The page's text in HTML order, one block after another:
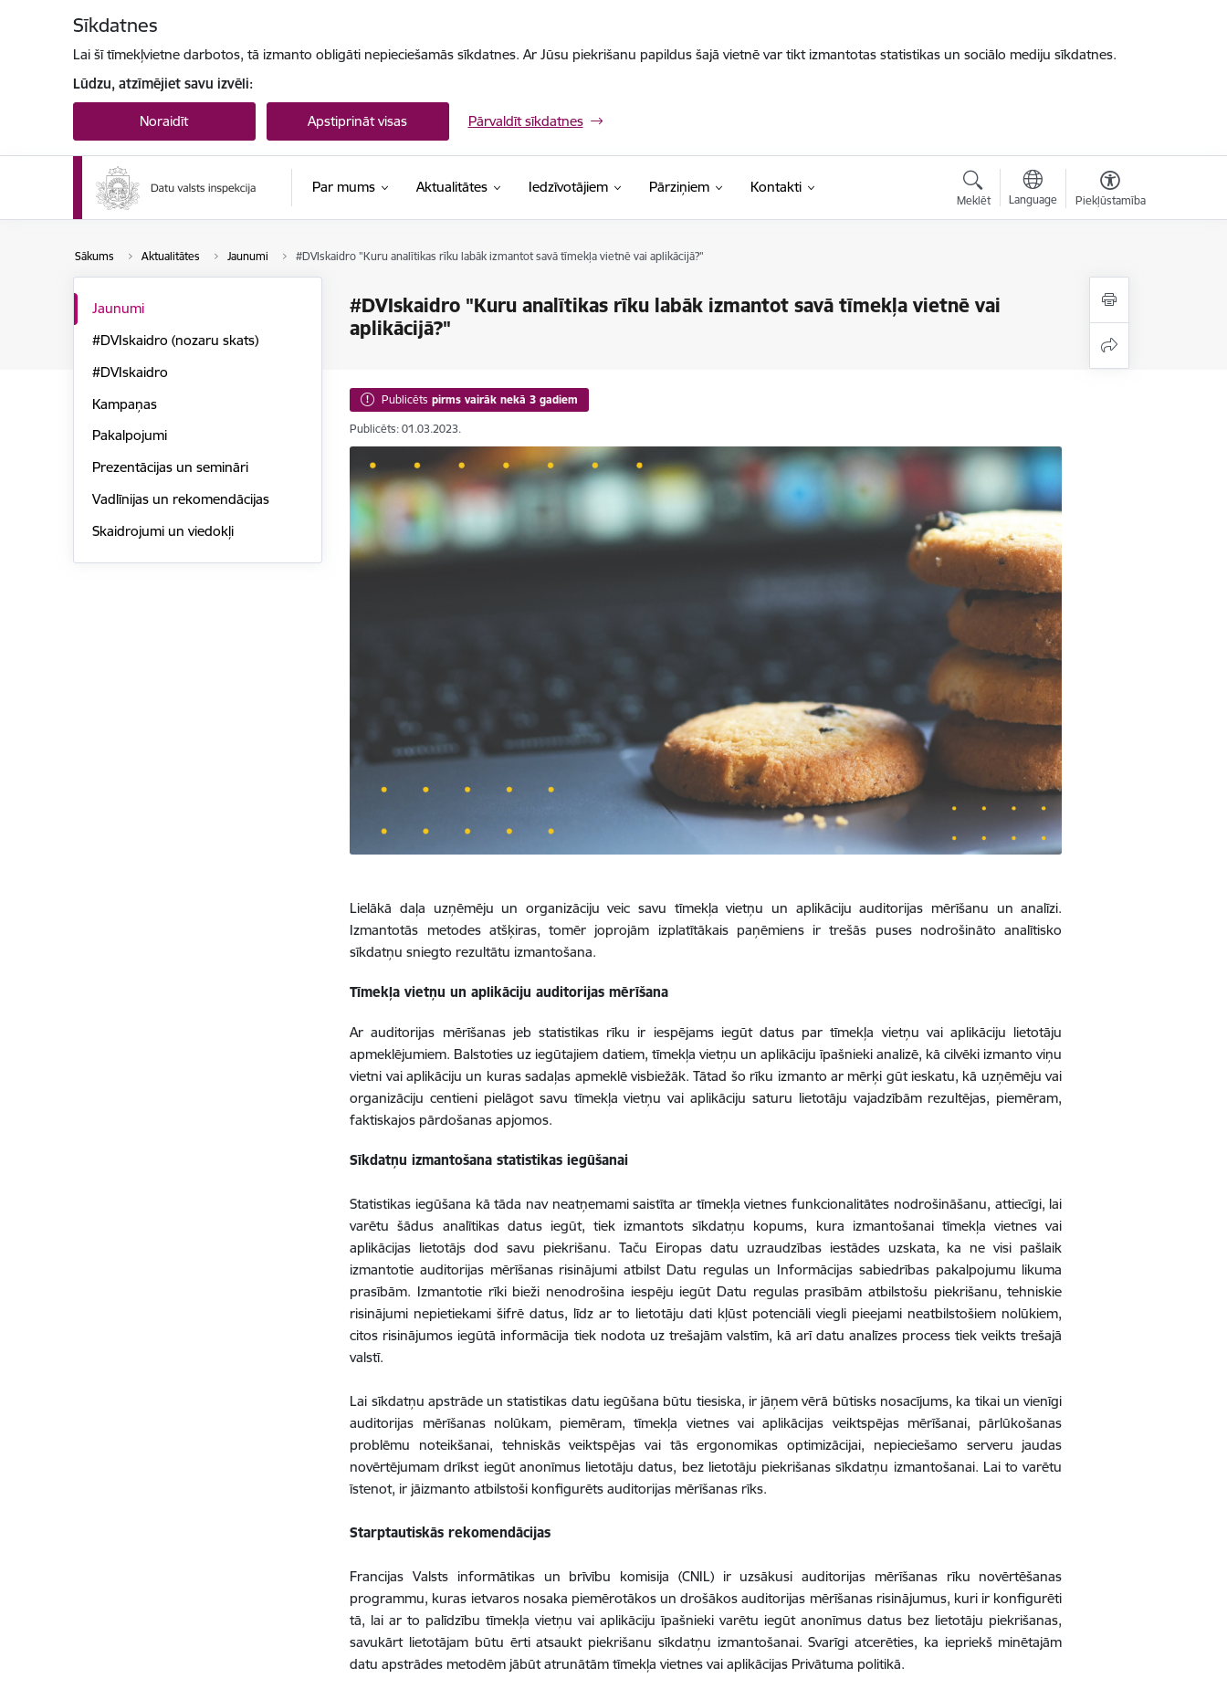
Sīkdatnes
Lai šī tīmekļvietne darbotos, tā izmanto obligāti nepieciešamās sīkdatnes. Ar Jūsu piekrišanu papildus šajā vietnē var tikt izmantotas statistikas un sociālo mediju sīkdatnes.
Lūdzu, atzīmējiet savu izvēli:
Noraidīt Apstiprināt visas Pārvaldīt sīkdatnes
Par mums Aktualitātes Iedzīvotājiem Pārziņiem Kontakti
Meklēt Language Piekļūstamība
Sākums Aktualitātes Jaunumi #DVIskaidro "Kuru analītikas rīku labāk izmantot savā tīmekļa vietnē vai aplikācijā?"
#DVIskaidro "Kuru analītikas rīku labāk izmantot savā tīmekļa vietnē vai
aplikācijā?"
Jaunumi
#DVIskaidro (nozaru skats)
#DVIskaidro
Kampaņas
Pakalpojumi
Prezentācijas un semināri
Vadlīnijas un rekomendācijas
Skaidrojumi un viedokļi
Publicēts pirms vairāk nekā 3 gadiem
Publicēts: 01.03.2023.
Lielākā daļa uzņēmēju un organizāciju veic savu tīmekļa vietņu un aplikāciju auditorijas mērīšanu un analīzi.
Izmantotās metodes atšķiras, tomēr joprojām izplatītākais paņēmiens ir trešās puses nodrošināto analītisko
sīkdatņu sniegto rezultātu izmantošana.
Tīmekļa vietņu un aplikāciju auditorijas mērīšana
Ar auditorijas mērīšanas jeb statistikas rīku ir iespējams iegūt datus par tīmekļa vietņu vai aplikāciju lietotāju
apmeklējumiem. Balstoties uz iegūtajiem datiem, tīmekļa vietņu un aplikāciju īpašnieki analizē, kā cilvēki izmanto viņu
vietni vai aplikāciju un kuras sadaļas apmeklē visbiežāk. Tātad šo rīku izmanto ar mērķi gūt ieskatu, kā uzņēmēju vai
organizāciju centieni pielāgot savu tīmekļa vietņu vai aplikāciju saturu lietotāju vajadzībām rezultējas, piemēram,
faktiskajos pārdošanas apjomos.
Sīkdatņu izmantošana statistikas iegūšanai
Statistikas iegūšana kā tāda nav neatņemami saistīta ar tīmekļa vietnes funkcionalitātes nodrošināšanu, attiecīgi, lai
varētu šādus analītikas datus iegūt, tiek izmantots sīkdatņu kopums, kura izmantošanai tīmekļa vietnes vai
aplikācijas lietotājs dod savu piekrišanu. Taču Eiropas datu uzraudzības iestādes uzskata, ka ne visi pašlaik
izmantotie auditorijas mērīšanas risinājumi atbilst Datu regulas un Informācijas sabiedrības pakalpojumu likuma
prasībām. Izmantotie rīki bieži nenodrošina iespēju iegūt Datu regulas prasībām atbilstošu piekrišanu, tehniskie
risinājumi nepietiekami šifrē datus, līdz ar to lietotāju dati kļūst potenciāli viegli pieejami neatbilstošiem nolūkiem,
citos risinājumos iegūtā informācija tiek nodota uz trešajām valstīm, kā arī datu analīzes process tiek veikts trešajā
valstī.
Lai sīkdatņu apstrāde un statistikas datu iegūšana būtu tiesiska, ir jāņem vērā būtisks nosacījums, ka tikai un vienīgi
auditorijas mērīšanas nolūkam, piemēram, tīmekļa vietnes vai aplikācijas veiktspējas mērīšanai, pārlūkošanas
problēmu noteikšanai, tehniskās veiktspējas vai tās ergonomikas optimizācijai, nepieciešamo serveru jaudas
novērtējumam drīkst iegūt anonīmus lietotāju datus, bez lietotāju piekrišanas sīkdatņu izmantošanai. Lai to varētu
īstenot, ir jāizmanto atbilstoši konfigurēts auditorijas mērīšanas rīks.
Starptautiskās rekomendācijas
Francijas Valsts informātikas un brīvību komisija (CNIL) ir uzsākusi auditorijas mērīšanas rīku novērtēšanas
programmu, kuras ietvaros nosaka piemērotākos un drošākos auditorijas mērīšanas risinājumus, kuri ir konfigurēti
tā, lai ar to palīdzību tīmekļa vietņu vai aplikāciju īpašnieki varētu iegūt anonīmus datus bez lietotāju piekrišanas,
savukārt lietotājam būtu ērti atsaukt piekrišanu sīkdatņu izmantošanai. Svarīgi atcerēties, ka iepriekš minētajām
datu apstrādes metodēm jābūt atrunātām tīmekļa vietnes vai aplikācijas Privātuma politikā.